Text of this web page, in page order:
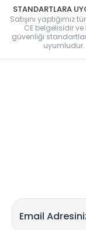
STANDARTLARA
Satışını yaptığımız
CE belgelisidir ve
güvenliği
uyumludur.